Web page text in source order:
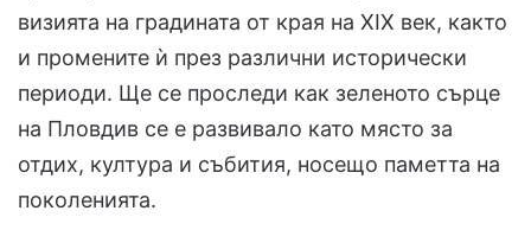
визията на градината от края на XIX век, както
и промените ѝ през различни исторически
периоди. Ще се проследи как зеленото сърце
на Пловдив се е развивало като място за
отдих, култура и събития, носещо паметта на
поколенията.